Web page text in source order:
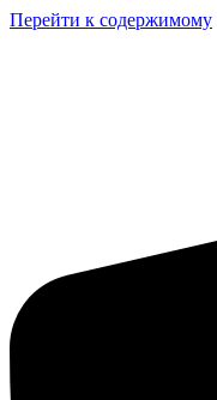
Перейти к содержимому